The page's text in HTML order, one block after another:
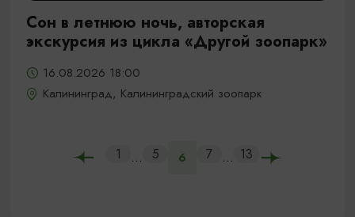
Сон в летнюю ночь, авторская
экскурсия из цикла «Другой зоопарк»
16.08.2026 18:00
Калининград, Калининградский зоопарк
1 ... 5 6 7 ... 13